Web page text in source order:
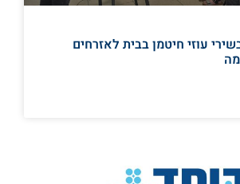
עוזי חיטמן בבית לאזרחים